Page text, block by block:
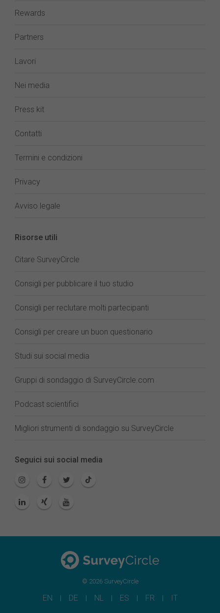
Rewards
Partners
Lavori
Nei media
Press kit
Contatti
Termini e condizioni
Privacy
Avviso legale
Risorse utili
Citare SurveyCircle
Consigli per pubblicare il tuo studio
Consigli per reclutare molti partecipanti
Consigli per creare un buon questionario
Studi sui social media
Gruppi di sondaggio di SurveyCircle.com
Podcast scientifici
Migliori strumenti di sondaggio su SurveyCircle
Seguici sui social media
© 2026 SurveyCircle
EN DE NL ES FR IT